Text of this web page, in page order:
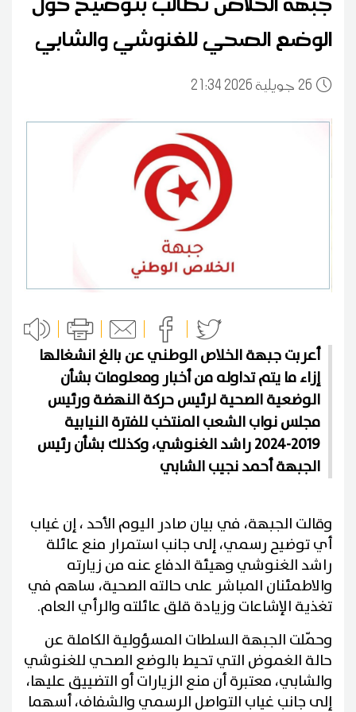
الوضع الصحي للغنوشي والشابي
26 21:34 2026 جويلية
أعربت جبهة الخلاص الوطني عن بالغ انشغالها
إزاء ما يتم تداوله من أخبار ومعلومات بشأن
الوضعية الصحية لرئيس حركة النهضة ورئيس
مجلس نواب الشعب المنتخب للفترة النيابية
2019-2024 راشد الغنوشي، وكذلك بشأن رئيس
الجبهة أحمد نجيب الشابي
وقالت الجبهة، في بيان صادر اليوم الأحد ، إن غياب
أي توضيح رسمي، إلى جانب استمرار منع عائلة
راشد الغنوشي وهيئة الدفاع عنه من زيارته
والاطمئنان المباشر على حالته الصحية، ساهم في
تغذية الإشاعات وزيادة قلق عائلته والرأي العام.
وحمّلت الجبهة السلطات المسؤولية الكاملة عن
حالة الغموض التي تحيط بالوضع الصحي للغنوشي
والشابي، معتبرة أن منع الزيارات أو التضييق عليها،
إلى جانب غياب التواصل الرسمي والشفاف، أسهما